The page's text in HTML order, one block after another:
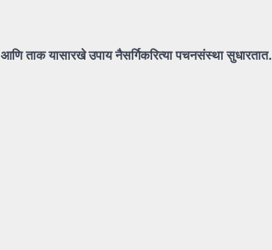
आणिताकयासारखेउपायनैसर्गिकरित्यापचनसंस्थासुधारतात.